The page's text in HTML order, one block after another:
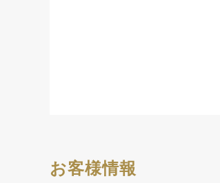
お客様情報